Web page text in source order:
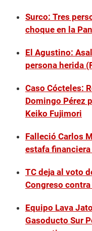
Surco: Tres
choque en la
El Agustino:
persona herida
Caso Cócteles:
Domingo Pérez
Keiko Fujimori
Falleció Carlos
estafa
TC deja al voto
Congreso
Equipo Lava
Gasoducto Sur